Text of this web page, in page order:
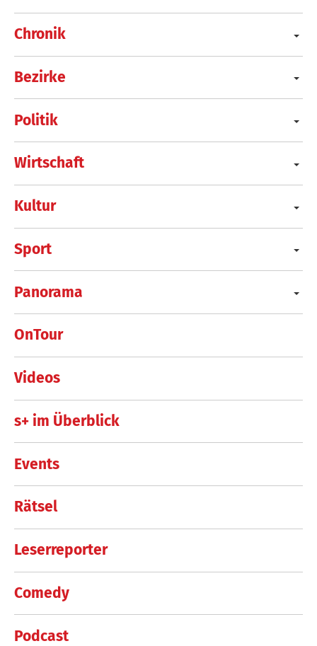
Chronik
Bezirke
Politik
Wirtschaft
Kultur
Sport
Panorama
OnTour
Videos
s+ im Überblick
Events
Rätsel
Leserreporter
Comedy
Podcast